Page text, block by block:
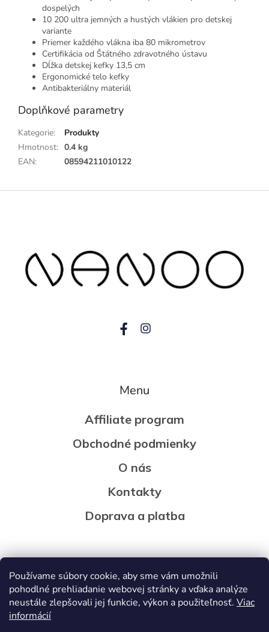
Používame súbory cookie, aby sme vám umožnili
pohodlné prehliadanie webovej stránky a vďaka analýze
neustále zlepšovali jej funkcie, výkon a použiteľnosť. Viac
informácií
dospelých
10 200 ultra jemných a hustých vlákien pro detskej
variante
Priemer každého vlákna iba 80 mikrometrov
Certifikácia od Štátného zdravotného ústavu
Dĺžka detskej kefky 13,5 cm
Ergonomické telo kefky
Antibakteriálny materiál
Doplňkové parametry
Kategorie:
Produkty
Hmotnost: 0.4 kg
EAN: 08594211010122
Z
Menu
Affiliate program
Obchodné podmienky
O nás
Kontakty
Doprava a platba